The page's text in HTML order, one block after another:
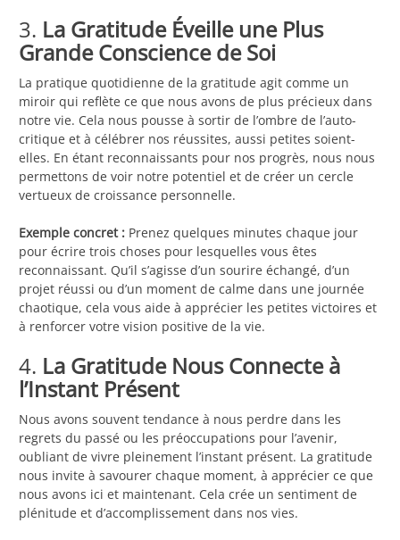
3. La Gratitude Éveille une Plus
Grande Conscience de Soi
La pratique quotidienne de la gratitude agit comme un
miroir qui reflète ce que nous avons de plus précieux dans
notre vie. Cela nous pousse à sortir de l’ombre de l’auto-
critique et à célébrer nos réussites, aussi petites soient-
elles. En étant reconnaissants pour nos progrès, nous nous
permettons de voir notre potentiel et de créer un cercle
vertueux de croissance personnelle.
Exemple concret : Prenez quelques minutes chaque jour
pour écrire trois choses pour lesquelles vous êtes
reconnaissant. Qu’il s’agisse d’un sourire échangé, d’un
projet réussi ou d’un moment de calme dans une journée
chaotique, cela vous aide à apprécier les petites victoires et
à renforcer votre vision positive de la vie.
4. La Gratitude Nous Connecte à
l’Instant Présent
Nous avons souvent tendance à nous perdre dans les
regrets du passé ou les préoccupations pour l’avenir,
oubliant de vivre pleinement l’instant présent. La gratitude
nous invite à savourer chaque moment, à apprécier ce que
nous avons ici et maintenant. Cela crée un sentiment de
plénitude et d’accomplissement dans nos vies.